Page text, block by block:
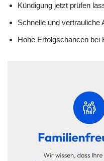
Kündigung jetzt prüfen
Schnelle und vertrauliche
Hohe Erfolgschancen bei